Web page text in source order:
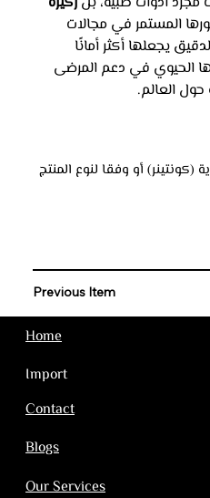
المستمر في مجالات
يجعلها أكثر أمانًا
الحيوي في دعم المرضى
العالم.
Previous Item
Home
Import
Contact
Blogs
Our Services